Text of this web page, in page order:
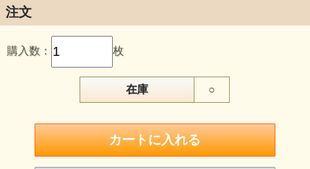
注文
購入数： 枚
在庫 ○